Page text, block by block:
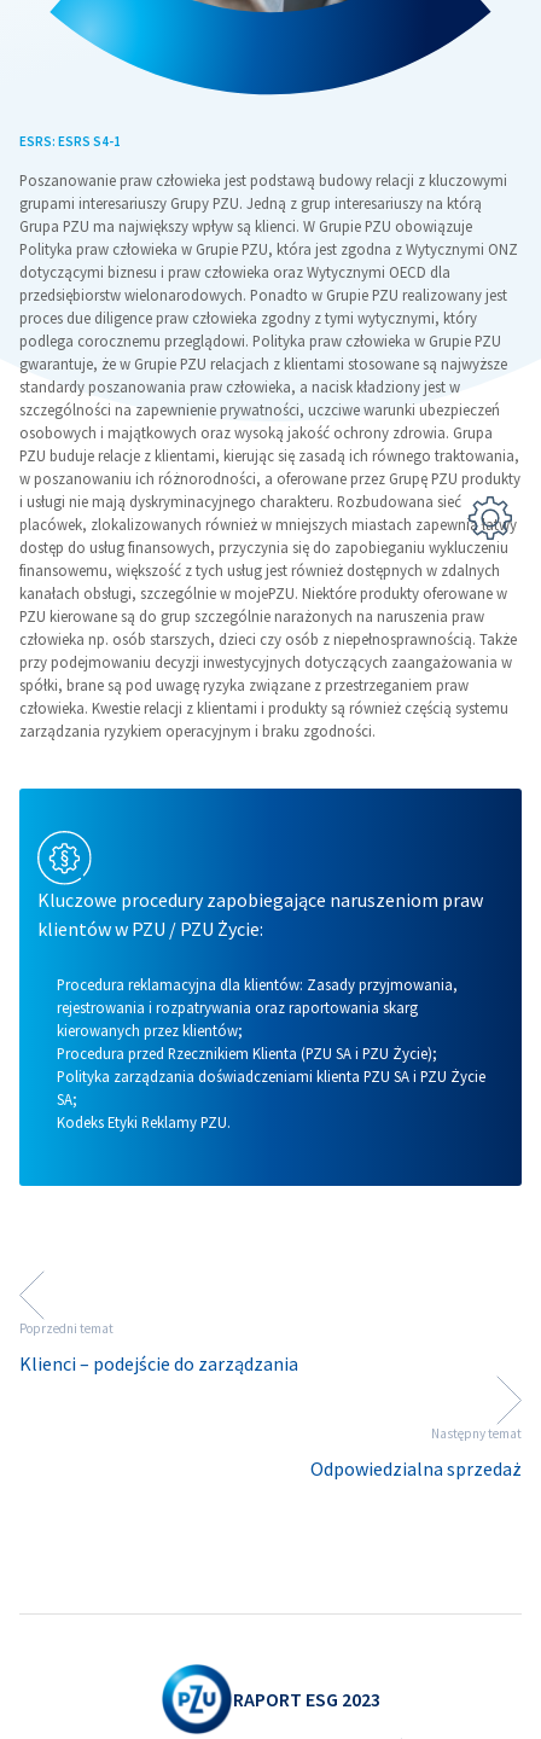
ESRS S4-1
Poszanowanie praw człowieka jest podstawą budowy relacji z kluczowymi
grupami interesariuszy Grupy PZU. Jedną z grup interesariuszy na którą
Grupa PZU ma największy wpływ są klienci. W Grupie PZU obowiązuje
Polityka praw człowieka w Grupie PZU, która jest zgodna z Wytycznymi ONZ
dotyczącymi biznesu i praw człowieka oraz Wytycznymi OECD dla
przedsiębiorstw wielonarodowych. Ponadto w Grupie PZU realizowany jest
proces due diligence praw człowieka zgodny z tymi wytycznymi, który
podlega corocznemu przeglądowi. Polityka praw człowieka w Grupie PZU
gwarantuje, że w Grupie PZU relacjach z klientami stosowane są najwyższe
standardy poszanowania praw człowieka, a nacisk kładziony jest w
szczególności na zapewnienie prywatności, uczciwe warunki ubezpieczeń
osobowych i majątkowych oraz wysoką jakość ochrony zdrowia. Grupa
PZU buduje relacje z klientami, kierując się zasadą ich równego traktowania,
w poszanowaniu ich różnorodności, a oferowane przez Grupę PZU produkty
i usługi nie mają dyskryminacyjnego charakteru. Rozbudowana sieć
placówek, zlokalizowanych również w mniejszych miastach zapewnia łatwy
dostęp do usług finansowych, przyczynia się do zapobieganiu wykluczeniu
finansowemu, większość z tych usług jest również dostępnych w zdalnych
kanałach obsługi, szczególnie w mojePZU. Niektóre produkty oferowane w
PZU kierowane są do grup szczególnie narażonych na naruszenia praw
człowieka np. osób starszych, dzieci czy osób z niepełnosprawnością. Także
przy podejmowaniu decyzji inwestycyjnych dotyczących zaangażowania w
spółki, brane są pod uwagę ryzyka związane z przestrzeganiem praw
człowieka. Kwestie relacji z klientami i produkty są również częścią systemu
zarządzania ryzykiem operacyjnym i braku zgodności.
Kluczowe procedury zapobiegające naruszeniom praw
klientów w PZU / PZU Życie:
Procedura reklamacyjna dla klientów: Zasady przyjmowania,
rejestrowania i rozpatrywania oraz raportowania skarg
kierowanych przez klientów;
Procedura przed Rzecznikiem Klienta (PZU SA i PZU Życie);
Polityka zarządzania doświadczeniami klienta PZU SA i PZU Życie
SA;
Kodeks Etyki Reklamy PZU.
Poprzedni temat
Klienci – podejście do zarządzania
Następny temat
Odpowiedzialna sprzedaż
RAPORT ESG 2023